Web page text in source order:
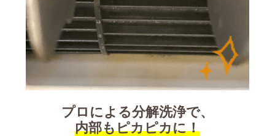
プロによる分解洗浄で、
内部もピカピカに！